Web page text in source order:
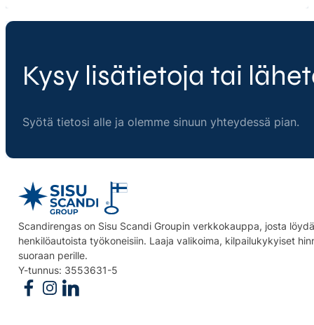
Kysy lisätietoja tai
Syötä tietosi alle ja olemme sinuun yhteydessä pian.
Scandirengas on Sisu Scandi Groupin verkkokauppa, josta
henkilöautoista työkoneisiin. Laaja valikoima, kilpailukykyiset
suoraan perille.
Y-tunnus: 3553631-5
Follow us on Facebook
Follow us on Instagram
Follow us on Linkedin